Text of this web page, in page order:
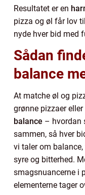
Resultatet er en
pizza og øl får lov
nyde hver bid med
Sådan
balance
At matche øl og
grønne pizzaer
balance – hvordan
sammen, så hver
vi taler om
syre og bitterhed.
smagsnuancerne i
elementerne tager